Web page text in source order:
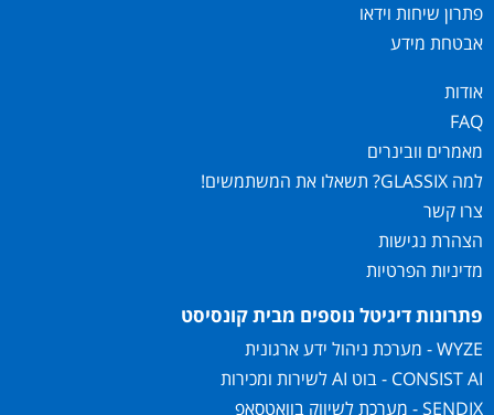
פתרון שיחות וידאו
אבטחת מידע
אודות
FAQ
מאמרים וובינרים
למה GLASSIX? תשאלו את המשתמשים!
צרו קשר
הצהרת נגישות
מדיניות הפרטיות
פתרונות דיגיטל נוספים מבית קונסיסט
WYZE - מערכת ניהול ידע ארגונית
CONSIST AI - בוט AI לשירות ומכירות
SENDIX - מערכת לשיווק בוואטסאפ